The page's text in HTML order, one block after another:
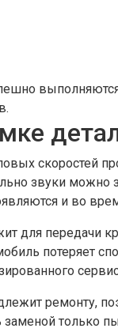
скоростей
звуки можно
и во
для передачи
потеряет
ремонту,
только